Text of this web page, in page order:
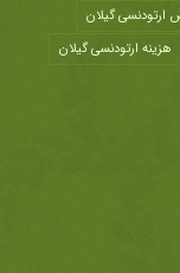
گیلان
هزینه ارتودنسی گیلان